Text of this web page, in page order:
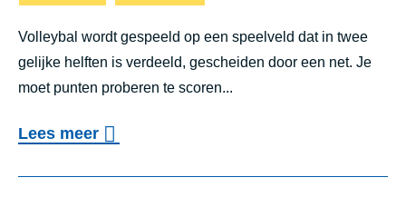
Volleybal wordt gespeeld op een speelveld dat in twee
gelijke helften is verdeeld, gescheiden door een net. Je
moet punten proberen te scoren...
Lees meero